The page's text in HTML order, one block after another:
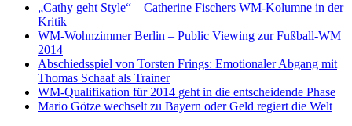
„Cathy geht Style“ – Catherine Fischers WM-Kolumne in der
Kritik
WM-Wohnzimmer Berlin – Public Viewing zur Fußball-WM
2014
Abschiedsspiel von Torsten Frings: Emotionaler Abgang mit
Thomas Schaaf als Trainer
WM-Qualifikation für 2014 geht in die entscheidende Phase
Mario Götze wechselt zu Bayern oder Geld regiert die Welt